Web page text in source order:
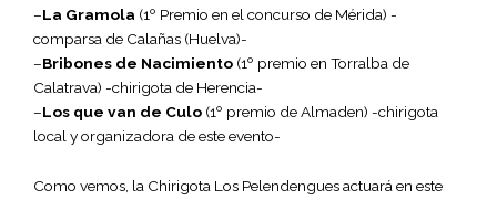
–La Gramola (1º Premio en el concurso de Mérida) -
comparsa de Calañas (Huelva)-
–Bribones de Nacimiento (1º premio en Torralba de
Calatrava) -chirigota de Herencia-
–Los que van de Culo (1º premio de Almaden) -chirigota
local y organizadora de este evento-
Como vemos, la Chirigota Los Pelendengues actuará en este